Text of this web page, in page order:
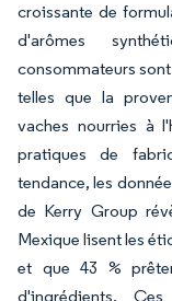
croissante de
d'arômes
consommateurs
telles que la
vaches nourries à
pratiques de
tendance, les
de Kerry Group
Mexique lisent les
et que 43 %
d'ingrédients.